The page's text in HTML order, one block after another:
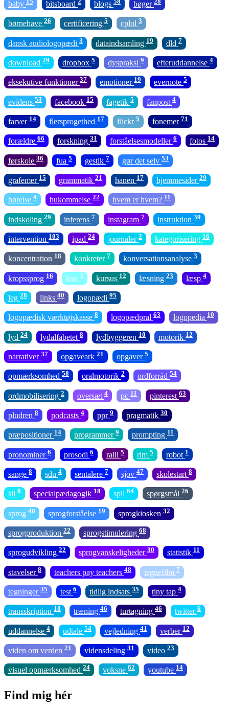
baby bitsboard blogs bøger
børnehave 26 certificering 5 cplol 3
dansk audiologopædi 3 dataindsamling 19 dld 7
download 29 dropbox 5 dyspraksi 9 efteruddannelse 4
eksekutive funktioner 37 emotioner 19 evernote 5
evidens 53 facebook 15 fagetik 5 fanpost 4
farver 14 flersprogethed 17 flickr 5 fonemer 71
forældre 66 forskning 31 forståelsesmodeller 6 fotos 14
førskole 36 fua 5 gestik 7 gør det selv 53
grafemer 15 grammatik 21 hanen 17 hjemmesider 29
hørelse 4 hukommelse 22 hvem er hvem? 11
indskoling 29 inferens 7 instagram 7 instruktion 39
intervention 103 ipad 24 journaler 2 kategorisering 16
koncentration 18 konkreter 7 konversationsanalyse 3
kropssprog 16 kua 3 kursus 12 læsning 23 læsp 4
leg 28 links 40 logopædi 95
logopædisk værktøjskasse 8 logopædpral 63 logopedia 10
lyd 24 lydalfabetet 8 lydbyggeren 10 motorik 12
narrativer 37 opgaveark 21 opgaver 5
opmærksomhed 58 oralmotorik 2 ordforråd 54
ordmobilisering 2 oversæt 4 pc 11 pinterest 63
pludren 8 podcasts 4 ppr 9 pragmatik 30
præpositioner 14 programmer 9 prompting 11
pronominer 6 prosodi 6 ralli 5 rim 5 robot 1
sange 8 sdu 4 sentalere 7 sjov 47 skolestart 8
sli 8 specialpædagogik 18 spil 64 spørgsmål 26
sprog 40 sprogforståelse 19 sprogkiosken 32
sprogproduktion 22 sprogstimulering 68
sprogudvikling 22 sprogvanskeligheder 30 statistik 11
stavelser 8 teachers pay teachers 48 tegnefilm 7
tegninger 35 test 6 tidlig indsats 35 tiny tap 4
transskription 10 træning 46 turtagning 46 twitter 6
uddannelse 4 udtale 54 vejledning 41 verber 12
viden om verden 21 vidensdeling 31 video 23
visuel opmærksomhed 24 voksne 62 youtube 14
Find mig hér